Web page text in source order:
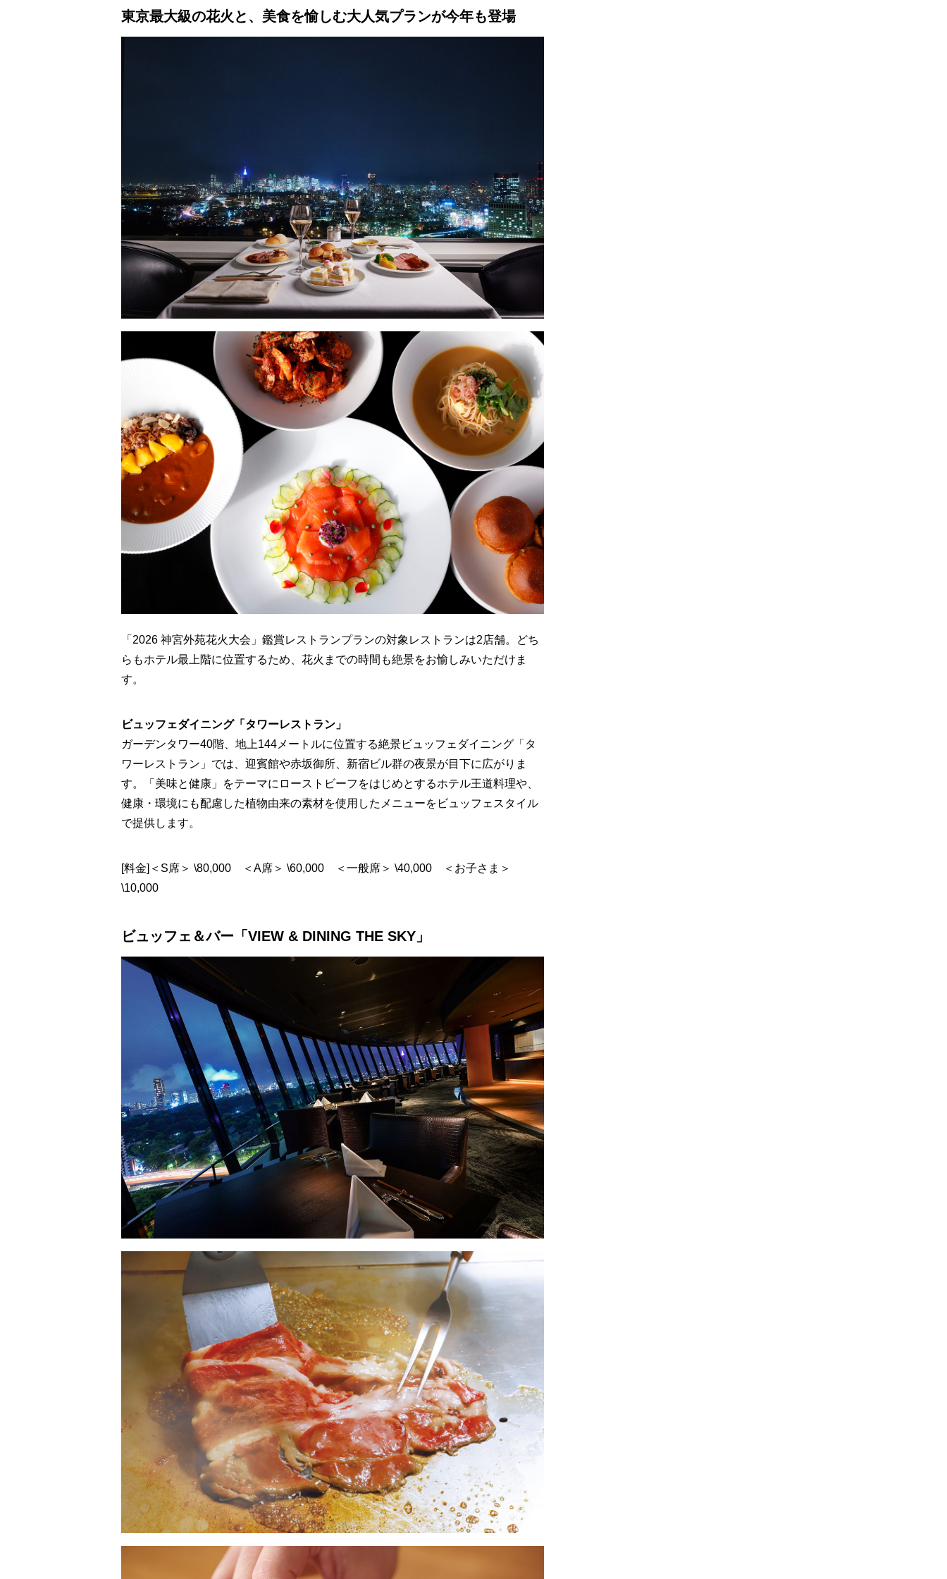
東京最大級の花火と、美食を愉しむ大人気プランが今年も登場
「2026 神宮外苑花火大会」鑑賞レストランプランの対象レストランは2店舗。どち
らもホテル最上階に位置するため、花火までの時間も絶景をお愉しみいただけま
す。
ビュッフェダイニング「タワーレストラン」
ガーデンタワー40階、地上144メートルに位置する絶景ビュッフェダイニング「タ
ワーレストラン」では、迎賓館や赤坂御所、新宿ビル群の夜景が目下に広がりま
す。「美味と健康」をテーマにローストビーフをはじめとするホテル王道料理や、
健康・環境にも配慮した植物由来の素材を使用したメニューをビュッフェスタイル
で提供します。
[料金]＜S席＞ \80,000 ＜A席＞ \60,000 ＜一般席＞ \40,000 ＜お子さま＞
\10,000
ビュッフェ＆バー「VIEW & DINING THE SKY」